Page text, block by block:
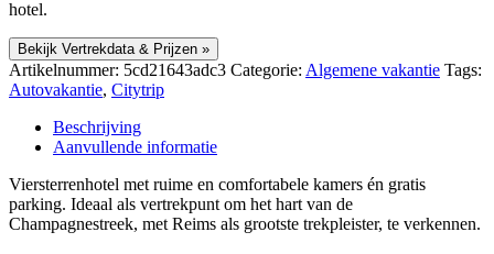
hotel.
Bekijk Vertrekdata & Prijzen »
Artikelnummer: 5cd21643adc3 Categorie: Algemene vakantie Tags:
Autovakantie, Citytrip
Beschrijving
Aanvullende informatie
Viersterrenhotel met ruime en comfortabele kamers én gratis
parking. Ideaal als vertrekpunt om het hart van de
Champagnestreek, met Reims als grootste trekpleister, te verkennen.